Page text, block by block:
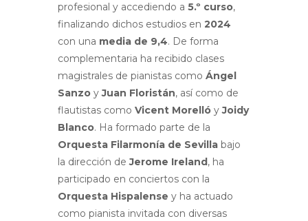
profesional y accediendo a 5.º curso,
finalizando dichos estudios en 2024
con una media de 9,4. De forma
complementaria ha recibido clases
magistrales de pianistas como Ángel
Sanzo yJuan Floristán, así como de
flautistas como Vicent Morelló yJoidy
Blanco. Ha formado parte de la
Orquesta Filarmonía de Sevilla bajo
la dirección deJerome Ireland, ha
participado en conciertos con la
Orquesta Hispalense y ha actuado
como pianista invitada con diversas